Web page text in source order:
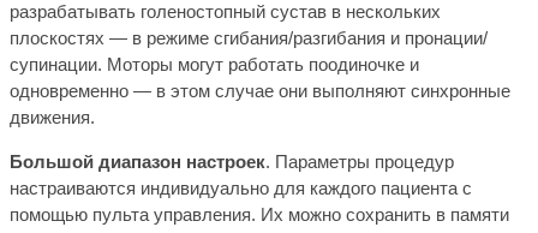
разрабатывать голеностопный сустав в нескольких
плоскостях — в режиме сгибания/разгибания и пронации/
супинации. Моторы могут работать поодиночке и
одновременно — в этом случае они выполняют синхронные
движения.
Большой диапазон настроек. Параметры процедур
настраиваются индивидуально для каждого пациента с
помощью пульта управления. Их можно сохранить в памяти